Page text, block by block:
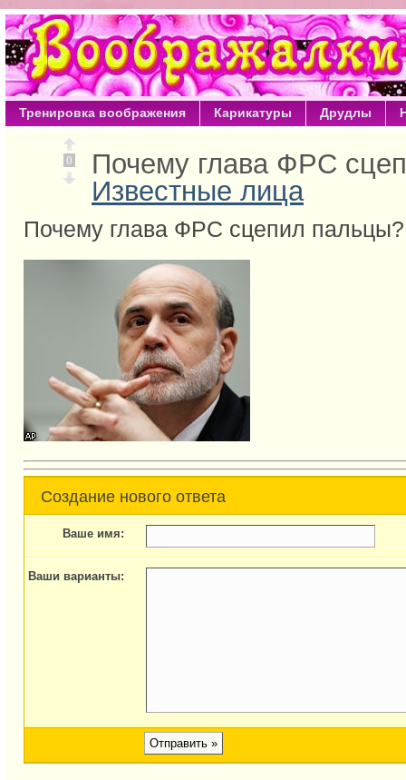
Тренировка воображения Карикатуры Друдлы
0
Почему глава ФРС
Известные лица
Почему глава ФРС сцепил пальцы?
Создание нового ответа
Ваше имя:
Ваши варианты: